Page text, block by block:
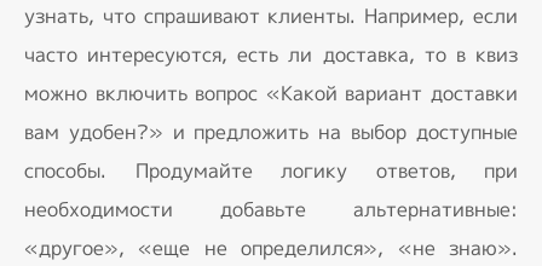
узнать, что спрашивают клиенты. Например, если
часто интересуются, есть ли доставка, то в квиз
можно включить вопрос «Какой вариант доставки
вам удобен?» и предложить на выбор доступные
способы. Продумайте логику ответов, при
необходимости добавьте альтернативные:
«другое», «еще не определился», «не знаю».